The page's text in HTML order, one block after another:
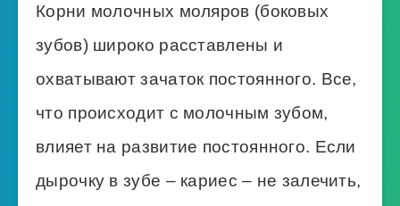
Корни молочных моляров (боковых
зубов) широко расставлены и
охватывают зачаток постоянного. Все,
что происходит с молочным зубом,
влияет на развитие постоянного. Если
дырочку в зубе – кариес – не залечить,